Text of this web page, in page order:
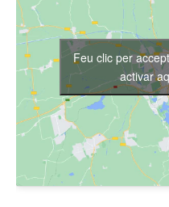
Feu clic per
activar